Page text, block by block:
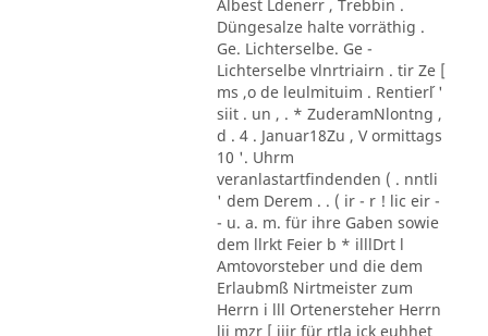
Albest Ldenerr , Trebbin .
Düngesalze halte vorräthig .
Ge. Lichterselbe. Ge -
Lichterselbe vlnrtriairn . tir Ze [
ms ,o de leulmituim . Rentier´l '
siit . un , . * ZuderamNlontng ,
d . 4 . Januar18Zu , V ormittags
10 '. Uhrm
veranlastartfindenden ( . nntli
' dem Derem . . ( ir - r ! lic eir -
- u. a. m. für ihre Gaben sowie
dem llrkt Feier b * illlDrt l
Amtovorsteber und die dem
Erlaubmß Nirtmeister zum
Herrn i lll Ortenersteher Herrn
lii mzr [ iiir für rtla ick euhhet